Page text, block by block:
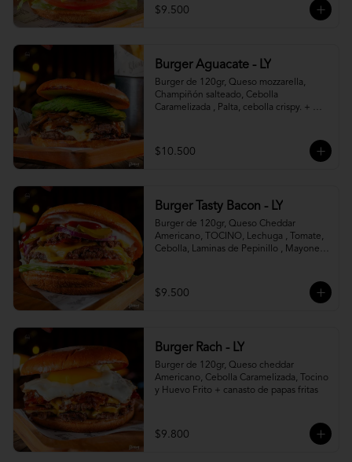
$9.500
Burger Aguacate - LY
Burger de 120gr, Queso mozzarella,
Champiñón salteado, Cebolla
Caramelizada , Palta, cebolla crispy. +
$10.500
Burger Tasty Bacon - LY
Burger de 120gr, Queso Cheddar
Americano, TOCINO, Lechuga , Tomate,
Cebolla, Laminas de Pepinillo , Mayonesa
$9.500
Burger Rach - LY
Burger de 120gr, Queso cheddar
Americano, Cebolla Caramelizada, Tocino
y Huevo Frito + canasto de papas fritas
$9.800